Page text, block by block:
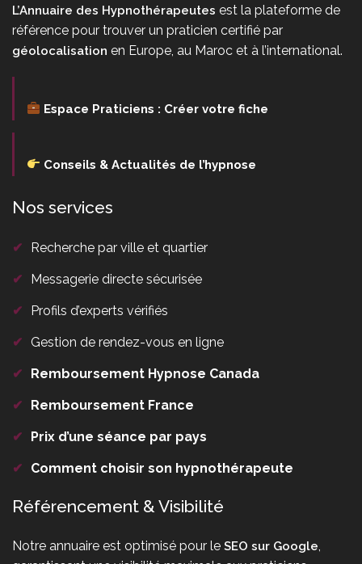
L’Annuaire des Hypnothérapeutes est la plateforme de
référence pour trouver un praticien certifié par
géolocalisation en Europe, au Maroc et à l’international.
Espace Praticiens : Créer votre fiche
Conseils & Actualités de l’hypnose
Nos services
✔ Recherche par ville et quartier
✔ Messagerie directe sécurisée
✔ Profils d’experts vérifiés
✔ Gestion de rendez-vous en ligne
✔ Remboursement Hypnose Canada
✔ Remboursement France
✔ Prix d’une séance par pays
✔ Comment choisir son hypnothérapeute
Référencement & Visibilité
Notre annuaire est optimisé pour le SEO sur Google